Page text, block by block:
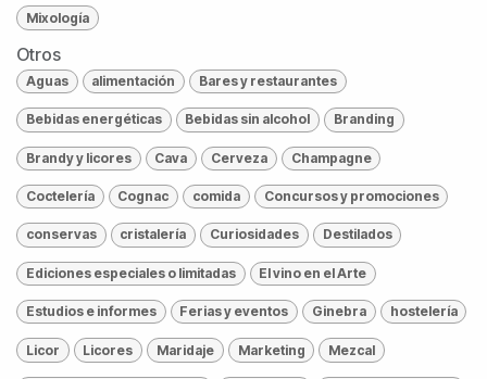
Mixología
Otros
Aguas alimentación Bares y restaurantes
Bebidas energéticas Bebidas sin alcohol Branding
Brandy y licores Cava Cerveza Champagne
Coctelería Cognac comida Concursos y promociones
conservas cristalería Curiosidades Destilados
Ediciones especiales o limitadas El vino en el Arte
Estudios e informes Ferias y eventos Ginebra hostelería
Licor Licores Maridaje Marketing Mezcal